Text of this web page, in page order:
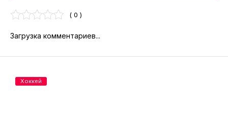
( 0 )
Загрузка комментариев...
Хоккей